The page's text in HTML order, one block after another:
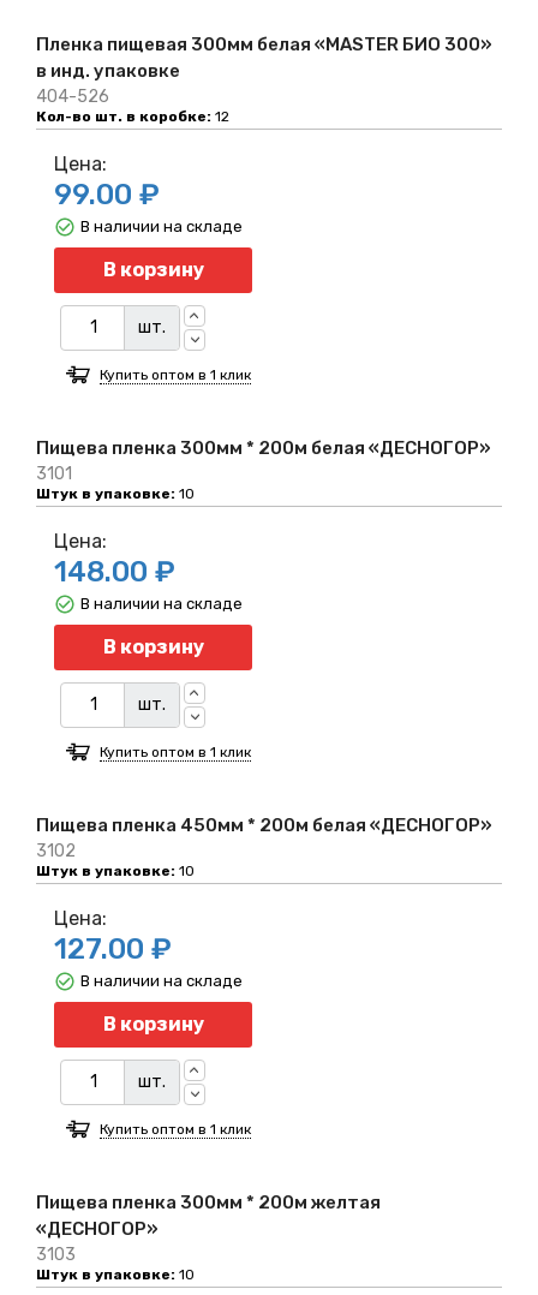
Пленка пищевая 300мм белая «MASTER БИО 300»
в инд. упаковке
404-526
Кол-во шт. в коробке: 12
Пищева пленка 300мм * 200м белая «ДЕСНОГОР»
3101
Штук в упаковке: 10
Цена:
99.00 ₽
В корзину
шт.
В наличии на складе
Купить оптом в 1 клик
Пищева пленка 450мм * 200м белая «ДЕСНОГОР»
3102
Штук в упаковке: 10
Цена:
148.00 ₽
В корзину
шт.
В наличии на складе
Купить оптом в 1 клик
Пищева пленка 300мм * 200м желтая
«ДЕСНОГОР»
3103
Штук в упаковке: 10
Цена:
127.00 ₽
В корзину
шт.
В наличии на складе
Купить оптом в 1 клик